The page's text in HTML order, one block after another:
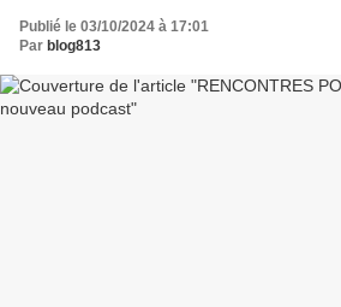
Publié le 03/10/2024 à 17:01
Par blog813